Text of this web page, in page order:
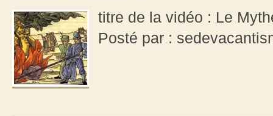
titre de la vidéo : Le
Posté par :